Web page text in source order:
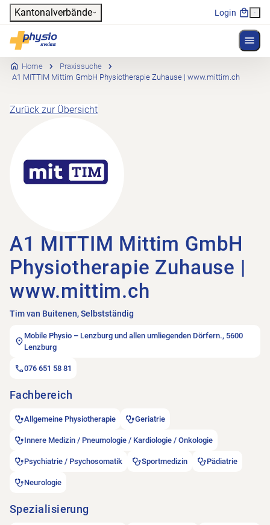
Header
Kantonalverbände Login
Physioswiss
Hauptnavigation
Home
Praxissuche
A1 MITTIM Mittim GmbH Physiotherapie Zuhause | www.mittim.ch
Zurück zur Übersicht
A1 MITTIM Mittim GmbH
Physiotherapie Zuhause |
www.mittim.ch
Tim van Buitenen, Selbstständig
Mobile Physio – Lenzburg und allen umliegenden Dörfern., 5600
Lenzburg
076 651 58 81
Fachbereich
Allgemeine Physiotherapie Geriatrie
Innere Medizin / Pneumologie / Kardiologie / Onkologie
Psychiatrie / Psychosomatik Sportmedizin Pädiatrie
Neurologie
Spezialisierung